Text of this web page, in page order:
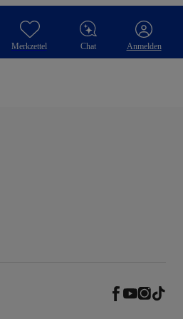
Merkzettel Chat Anmelden